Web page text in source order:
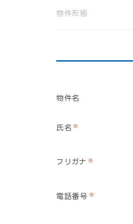
物件形態
物件名
氏名 ※
フリガナ ※
電話番号 ※